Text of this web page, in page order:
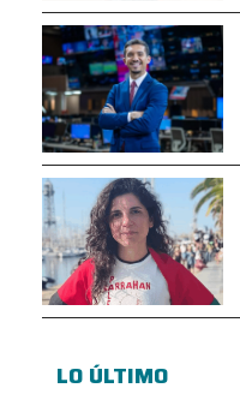
LO ÚLTIMO